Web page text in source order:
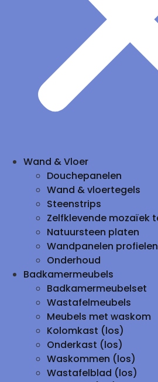
Wand & Vloer
Douchepanelen
Wand & vloertegels
Steenstrips
Zelfklevende mozaïek
Natuursteen platen
Wandpanelen profielen
Onderhoud
Badkamermeubels
Badkamermeubelset
Wastafelmeubels
Meubels met waskom
Kolomkast (los)
Onderkast (los)
Waskommen (los)
Wastafelblad (los)